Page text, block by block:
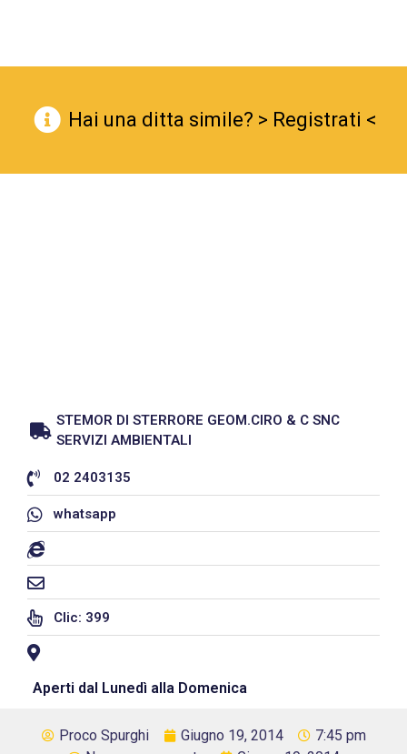
Hai una ditta simile? > Registrati <
STEMOR DI STERRORE GEOM.CIRO & C SNC
SERVIZI AMBIENTALI
02 2403135
whatsapp
Clic: 399
Aperti dal Lunedì alla Domenica
Proco Spurghi Giugno 19, 2014
7:45 pm